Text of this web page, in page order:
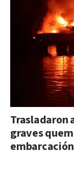
Trasladaron
graves
embarcación